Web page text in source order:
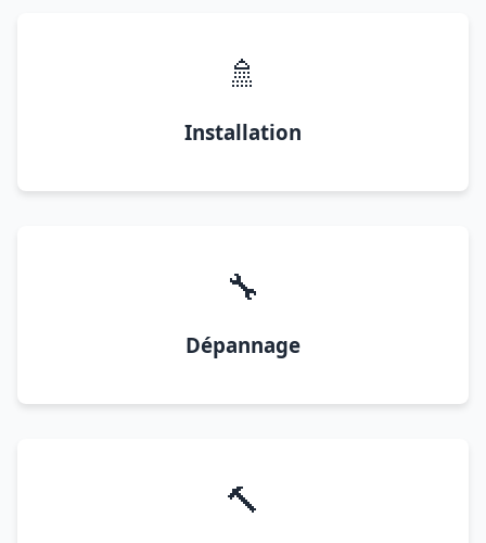
🚿
Installation
🔧
Dépannage
🔨